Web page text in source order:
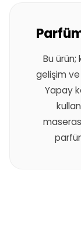
Bu ürün;
gelişim
Yapay